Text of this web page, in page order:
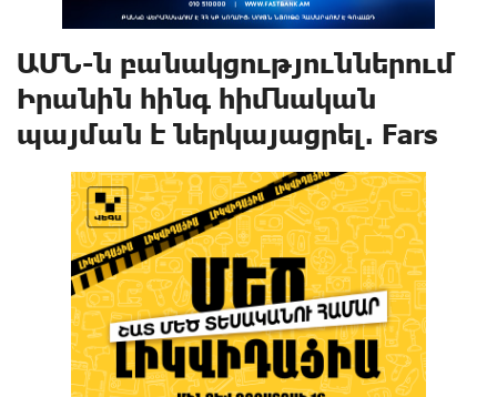
ԱՄՆ-ն բանակցություններում
Իրանին հինգ հիմնական
պայման է ներկայացրել. Fars